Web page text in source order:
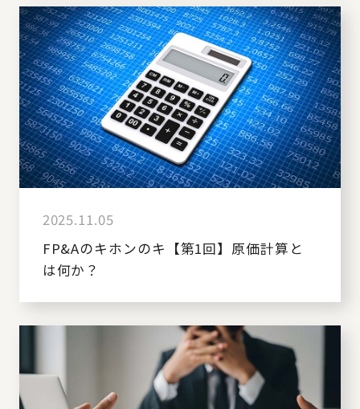
2025.11.05
FP&Aのキホンのキ【第1回】原価計算と
は何か？